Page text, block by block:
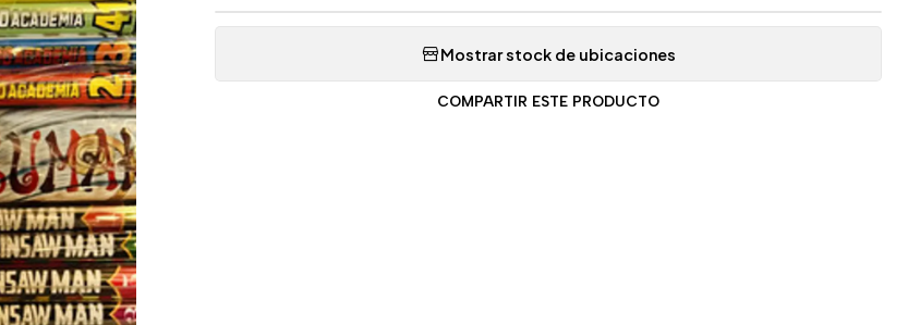
Mostrar stock de ubicaciones
COMPARTIR ESTE PRODUCTO